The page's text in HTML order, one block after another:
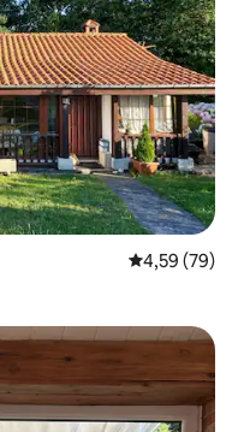
Средна
4,59 (79)